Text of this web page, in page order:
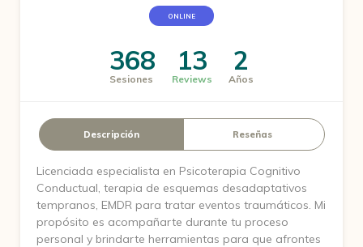
ONLINE
368
Sesiones
13
Reviews
2
Años
Descripción Reseñas
Licenciada especialista en Psicoterapia Cognitivo
Conductual, terapia de esquemas desadaptativos
tempranos, EMDR para tratar eventos traumáticos. Mi
propósito es acompañarte durante tu proceso
personal y brindarte herramientas para que afrontes